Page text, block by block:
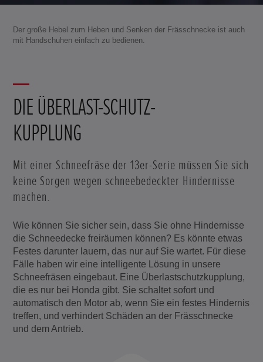
Der große Hebel zum Heben und Senken der Frässchnecke ist auch
mit Handschuhen einfach zu bedienen.
DIE ÜBERLAST-SCHUTZ-
KUPPLUNG
Mit einer Schneefräse der 13er-Serie müssen Sie sich
keine Sorgen wegen schneebedeckter Hindernisse
machen.
Wie können Sie sicher sein, dass Sie ohne Hindernisse
die Schneedecke freiräumen können? Es könnte etwas
Festes darunter lauern, das nur auf Sie wartet. Für diese
Fälle haben wir eine intelligente Lösung in unsere
Schneefräsen eingebaut. Eine Überlastschutzkupplung,
die es nur bei Honda gibt. Sie schaltet sofort und
automatisch den Motor ab, wenn Sie ein festes Hindernis
treffen, und verhindert Schäden an der Frässchnecke
und dem Antrieb.